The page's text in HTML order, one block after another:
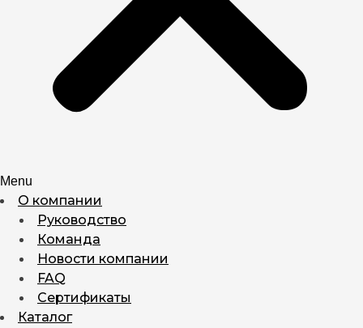
Menu
О компании
Руководство
Команда
Новости компании
FAQ
Сертификаты
Каталог